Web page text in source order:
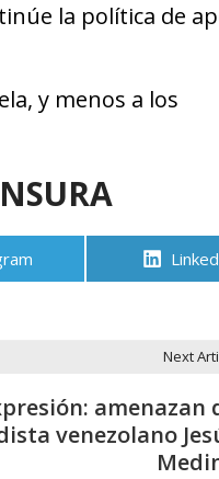
la política de
y menos a los
Next
amenazan
venezolano